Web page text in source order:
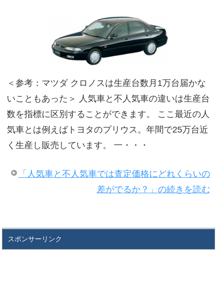
＜参考：マツダ クロノスは生産台数月1万台届かな
いこともあった＞ 人気車と不人気車の違いは生産台
数を指標に区別することができます。 ここ最近の人
気車とは例えばトヨタのプリウス。年間で25万台近
く生産し販売しています。 一・・・
「人気車と不人気車では査定価格にどれくらいの
差がでるか？」の続きを読む
スポンサーリンク